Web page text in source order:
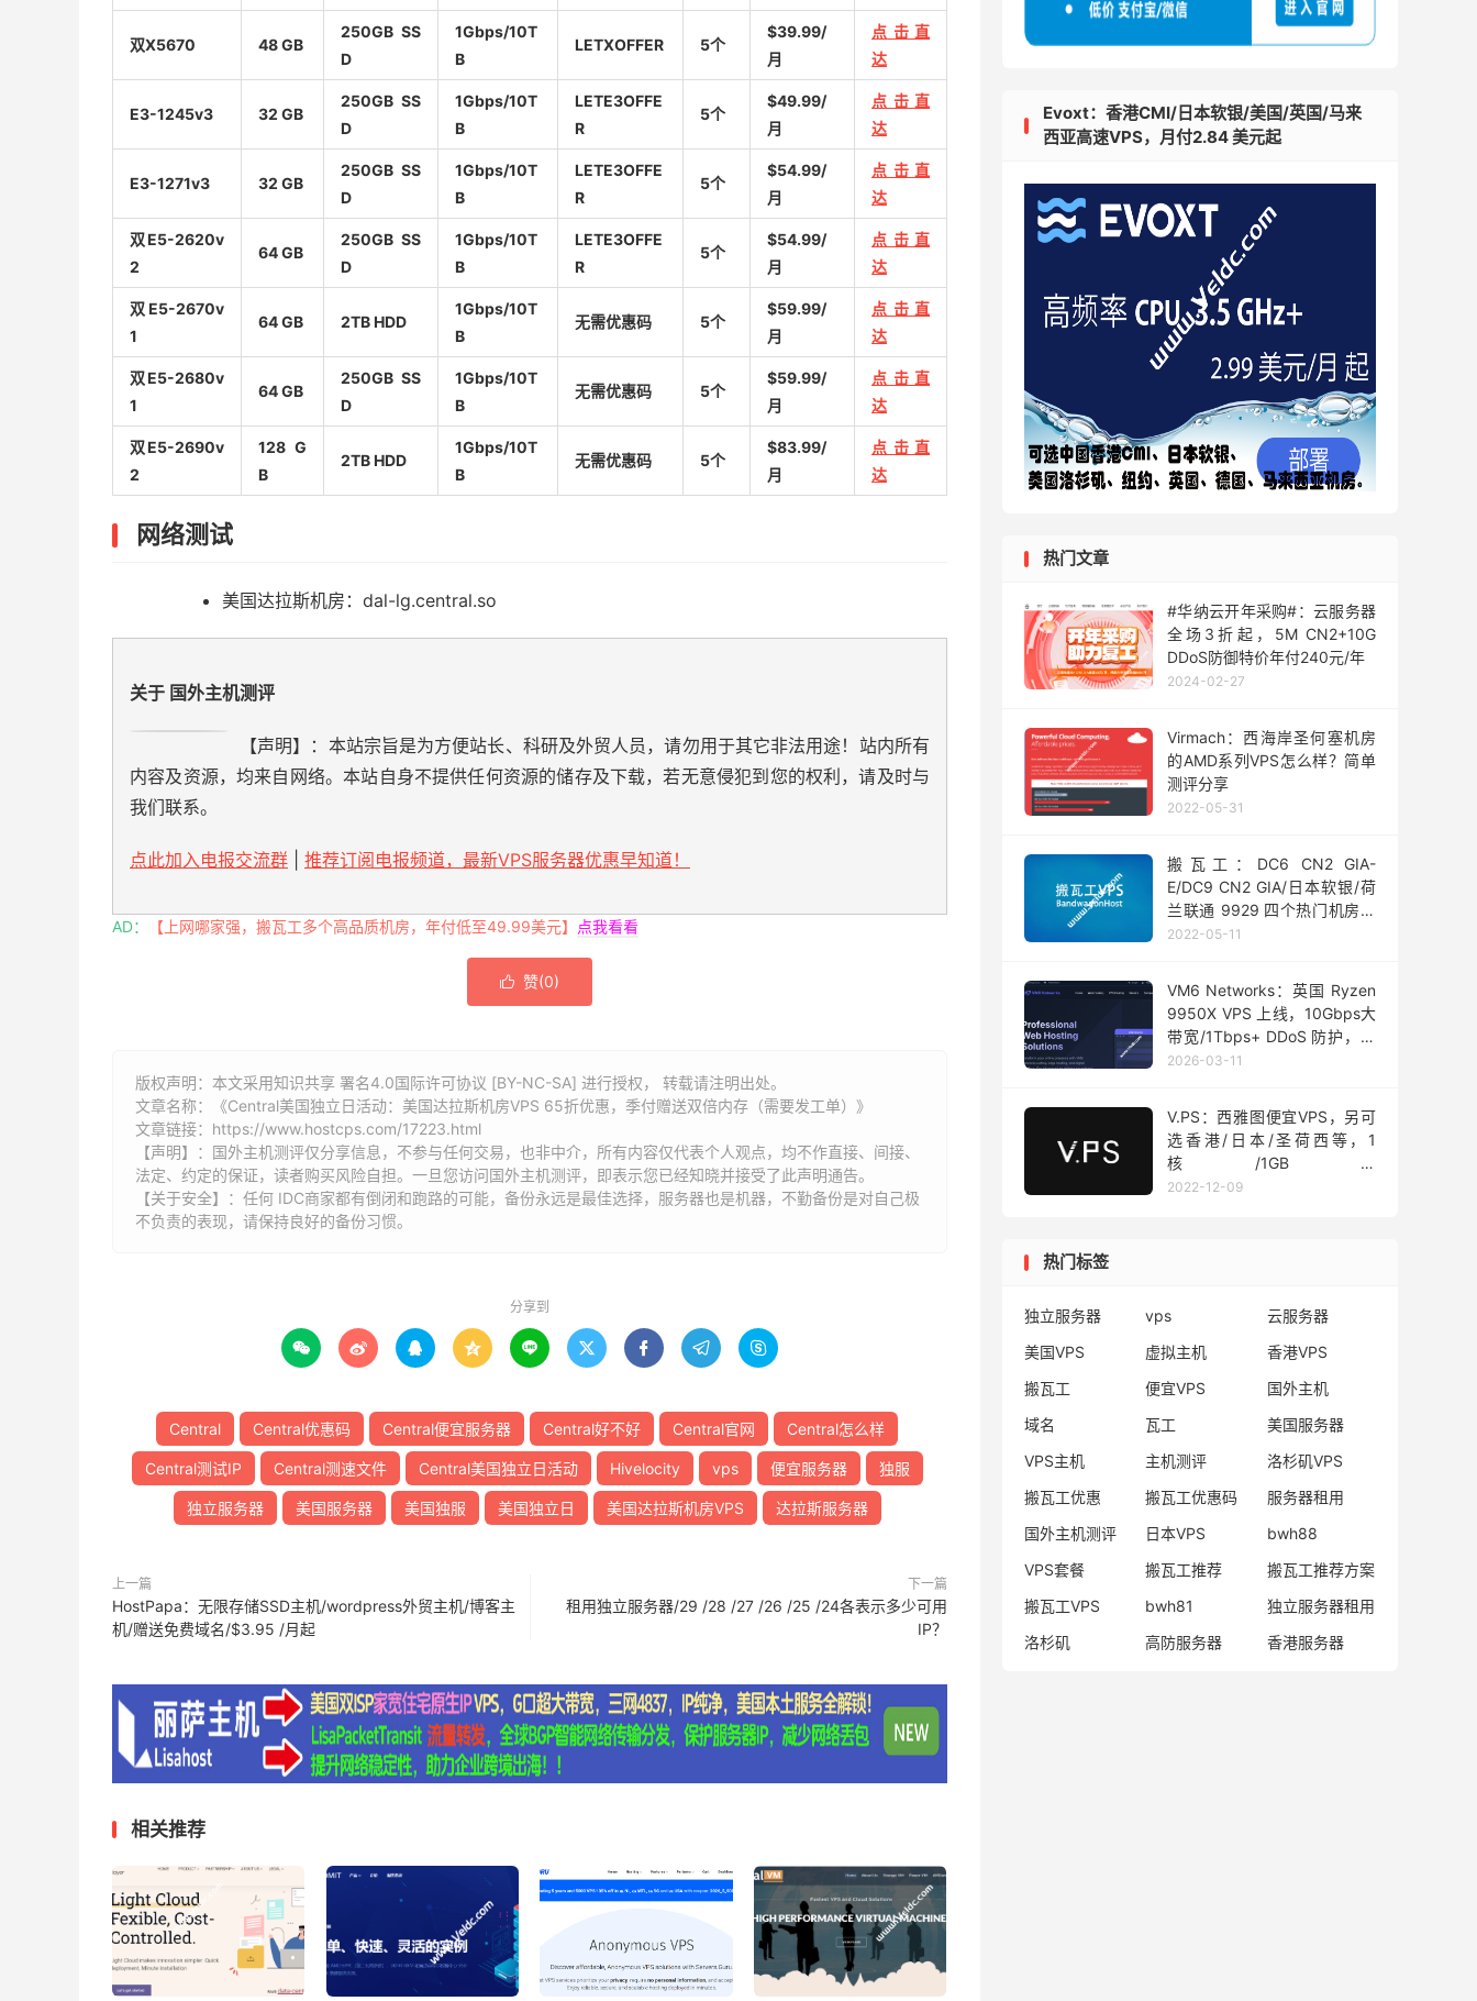
双X5670 48 GB
250GB SS
D
1Gbps/10T
B
LETXOFFER 5个
$39.99/
月
点击直
达
E3-1245v3 32 GB
250GB SS
D
1Gbps/10T
B
LETE3OFFE
R
5个
$49.99/
月
点击直
达
E3-1271v3 32 GB
250GB SS
D
1Gbps/10T
B
LETE3OFFE
R
5个
$54.99/
月
点击直
达
双E5-2620v
2
64 GB
250GB SS
D
1Gbps/10T
B
LETE3OFFE
R
5个
$54.99/
月
点击直
达
双E5-2670v
1
64 GB 2TB HDD
1Gbps/10T
B
无需优惠码 5个
$59.99/
月
点击直
达
双E5-2680v
1
64 GB
250GB SS
D
1Gbps/10T
B
无需优惠码 5个
$59.99/
月
点击直
达
双E5-2690v
2
128 G
B
2TB HDD
1Gbps/10T
B
无需优惠码 5个
$83.99/
月
点击直
达
网络测试
美国达拉斯机房：dal-lg.central.so
关于 国外主机测评
【声明】：本站宗旨是为方便站长、科研及外贸人员，请勿用于其它非法用途！站内所有
内容及资源，均来自网络。本站自身不提供任何资源的储存及下载，若无意侵犯到您的权利，请及时与
我们联系。
点此加入电报交流群 推荐订阅电报频道，最新VPS服务器优惠早知道！
AD： 【上网哪家强，搬瓦工多个高品质机房，年付低至49.99美元】 点我看看
 赞(0)
版权声明：本文采用知识共享 署名4.0国际许可协议 [BY-NC-SA] 进行授权， 转载请注明出处。
文章名称：《Central美国独立日活动：美国达拉斯机房VPS 65折优惠，季付赠送双倍内存（需要发工单）》
文章链接： https://www.hostcps.com/17223.html
【声明】：国外主机测评仅分享信息，不参与任何交易，也非中介，所有内容仅代表个人观点，均不作直接、间接、
法定、约定的保证，读者购买风险自担。一旦您访问国外主机测评，即表示您已经知晓并接受了此声明通告。
【关于安全】：任何 IDC商家都有倒闭和跑路的可能，备份永远是最佳选择，服务器也是机器，不勤备份是对自己极
不负责的表现，请保持良好的备份习惯。
分享到
        
Central Central优惠码 Central便宜服务器 Central好不好 Central官网 Central怎么样
Central测试IP Central测速文件 Central美国独立日活动 Hivelocity vps 便宜服务器 独服
独立服务器 美国服务器 美国独服 美国独立日 美国达拉斯机房VPS 达拉斯服务器
上一篇
HostPapa：无限存储SSD主机/wordpress外贸主机/博客主
机/赠送免费域名/$3.95 /月起
下一篇
租用独立服务器/29 /28 /27 /26 /25 /24各表示多少可用
IP？
相关推荐
Evoxt：香港CMI/日本软银/美国/英国/马来
西亚高速VPS，月付2.84 美元起
热门文章
#华纳云开年采购#：云服务器
全场3折起，5M CN2+10G
DDoS防御特价年付240元/年
2024-02-27
Virmach：西海岸圣何塞机房
的AMD系列VPS怎么样？简单
测评分享
2022-05-31
搬瓦工：DC6 CN2 GIA-
E/DC9 CN2 GIA/日本软银/荷
兰联通 9929 四个热门机房如
何选择？
2022-05-11
VM6 Networks：英国 Ryzen
9950X VPS 上线，10Gbps大
带宽/1Tbps+ DDoS 防护，年
付 £18 起
2026-03-11
V.PS：西雅图便宜VPS，另可
选香港/日本/圣荷西等，1
核/1GB内
存/1Gbps@1000G，年付
2022-12-09
热门标签
独立服务器 vps
云服务器
美国VPS
虚拟主机
香港VPS
搬瓦工
便宜VPS
国外主机
域名
瓦工
美国服务器
VPS主机
主机测评
洛杉矶VPS
搬瓦工优惠
搬瓦工优惠码
服务器租用
国外主机测评
日本VPS
bwh88
VPS套餐
搬瓦工推荐
搬瓦工推荐方案
搬瓦工VPS
bwh81
独立服务器租用
洛杉矶
高防服务器 香港服务器